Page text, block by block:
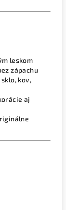
leskom
zápachu
kov,
aj